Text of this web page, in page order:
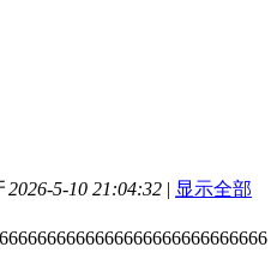
5-10 21:04:32 | 显示全部